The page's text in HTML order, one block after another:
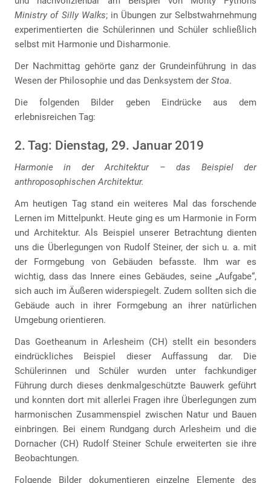
Ministry of Silly Walks; in Übungen zur Selbstwahrnehmung
experimentierten die Schülerinnen und Schüler schließlich
selbst mit Harmonie und Disharmonie.
Der Nachmittag gehörte ganz der Grundeinführung in das
Wesen der Philosophie und das Denksystem der Stoa.
Die folgenden Bilder geben Eindrücke aus dem
erlebnisreichen Tag:
2. Tag: Dienstag, 29. Januar 2019
Harmonie in der Architektur – das Beispiel der
anthroposophischen Architektur.
Am heutigen Tag stand ein weiteres Mal das forschende
Lernen im Mittelpunkt. Heute ging es um Harmonie in Form
und Architektur. Als Beispiel unserer Betrachtung dienten
uns die Überlegungen von Rudolf Steiner, der sich u. a. mit
der Formgebung von Gebäuden befasste. Ihm war es
wichtig, dass das Innere eines Gebäudes, seine „Aufgabe“,
sich auch im Äußeren widerspiegelt. Zudem sollten sich die
Gebäude auch in ihrer Formgebung an ihrer natürlichen
Umgebung orientieren.
Das Goetheanum in Arlesheim (CH) stellt ein besonders
eindrückliches Beispiel dieser Auffassung dar. Die
Schülerinnen und Schüler wurden unter fachkundiger
Führung durch dieses denkmalgeschützte Bauwerk geführt
und konnten dort mit allerlei Fragen ihre Überlegungen zum
harmonischen Zusammenspiel zwischen Natur und Bauen
einbringen. Bei einem Rundgang durch Arlesheim und die
Dornacher (CH) Rudolf Steiner Schule erweiterten sie ihre
Beobachtungen.
Folgende Bilder dokumentieren einzelne Elemente des